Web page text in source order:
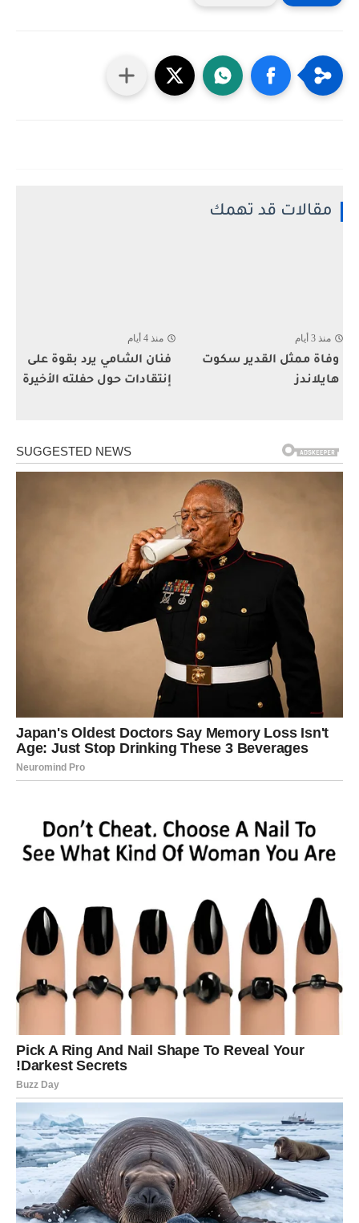
مقالات قد تهمك
منذ 3 أيام
وفاة ممثل القدير سكوت
هايلاندز
منذ 4 أيام
فنان الشامي يرد بقوة على
إنتقادات حول حفلته الأخيرة